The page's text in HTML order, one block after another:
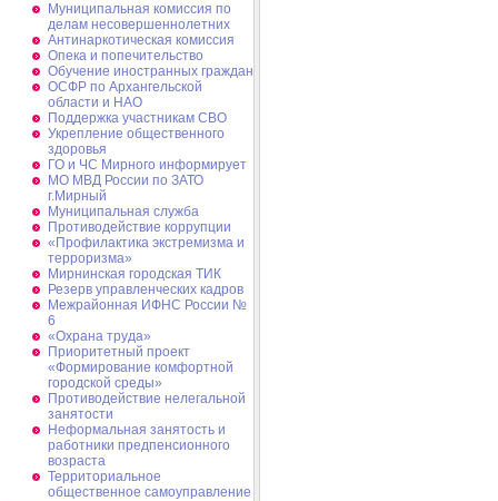
Муниципальная комиссия по
делам несовершеннолетних
Антинаркотическая комиссия
Опека и попечительство
Обучение иностранных граждан
ОСФР по Архангельской
области и НАО
Поддержка участникам СВО
Укрепление общественного
здоровья
ГО и ЧС Мирного информирует
МО МВД России по ЗАТО
г.Мирный
Муниципальная cлужба
Противодействие коррупции
«Профилактика экстремизма и
терроризма»
Мирнинская городская ТИК
Резерв управленческих кадров
Межрайонная ИФНС России №
6
«Охрана труда»
Приоритетный проект
«Формирование комфортной
городской среды»
Противодействие нелегальной
занятости
Неформальная занятость и
работники предпенсионного
возраста
Территориальное
общественное самоуправление